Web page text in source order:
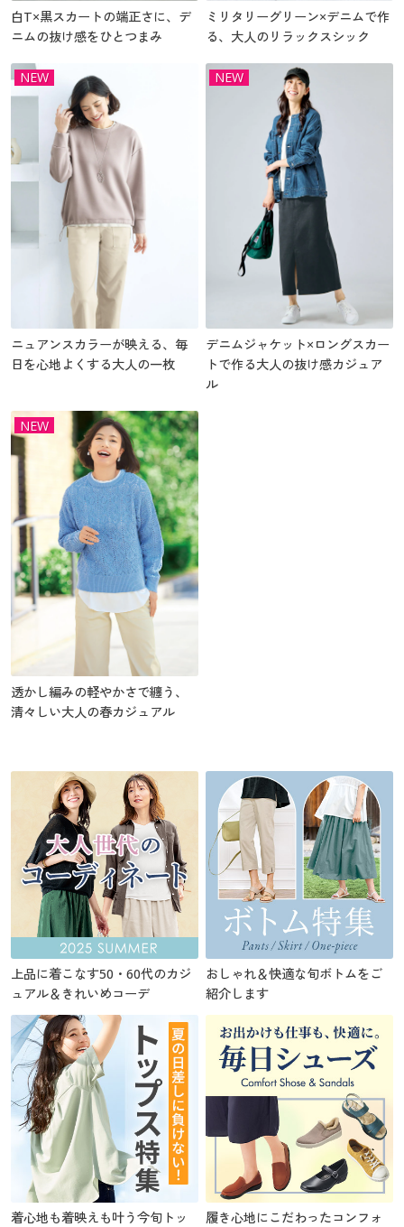
白T×黒スカートの端正さに、デ
ニムの抜け感をひとつまみ
ミリタリーグリーン×デニムで作
る、大人のリラックスシック
NEW
ニュアンスカラーが映える、毎
日を心地よくする大人の一枚
NEW
デニムジャケット×ロングスカー
トで作る大人の抜け感カジュア
ル
NEW
透かし編みの軽やかさで纏う、
清々しい大人の春カジュアル
上品に着こなす50・60代のカジ
ュアル＆きれいめコーデ
おしゃれ＆快適な旬ボトムをご
紹介します
着心地も着映えも叶う今旬トッ
履き心地にこだわったコンフォ